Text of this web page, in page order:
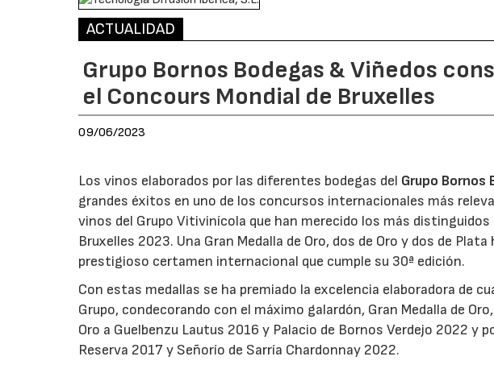
ACTUALIDAD
Grupo Bornos Bodegas & Viñedos
el Concours Mondial de Bruxelles
09/06/2023
Los vinos elaborados por las diferentes bodegas del Grupo Bornos
grandes éxitos en uno de los concursos internacionales más
vinos del Grupo Vitivinícola que han merecido los más distinguidos
Bruxelles 2023. Una Gran Medalla de Oro, dos de Oro y dos de
prestigioso certamen internacional que cumple su 30ª edición.
Con estas medallas se ha premiado la excelencia elaboradora de
Grupo, condecorando con el máximo galardón, Gran Medalla de
Oro a Guelbenzu Lautus 2016 y Palacio de Bornos Verdejo 2022 y
Reserva 2017 y Señorío de Sarría Chardonnay 2022.